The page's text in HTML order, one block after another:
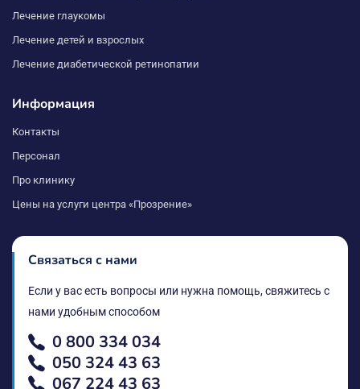
Лечение глаукомы
Лечение детей и взрослых
Лечение диабетической ретинопатии
Информация
Контакты
Персонал
Про клинику
Цены на услуги центра «Прозрение»
Связаться с нами
Если у вас есть вопросы или нужна помощь, свяжитесь с
нами удобным способом
0 800 334 034
050 324 43 63
067 224 43 63